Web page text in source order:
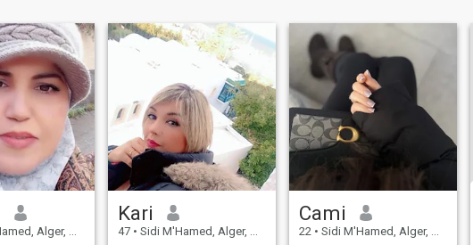
Alger, Algérie
Kari
47 • Sidi M'Hamed, Alger, Algérie
Cami
22 • Sidi M'Hamed, Alger, Algérie